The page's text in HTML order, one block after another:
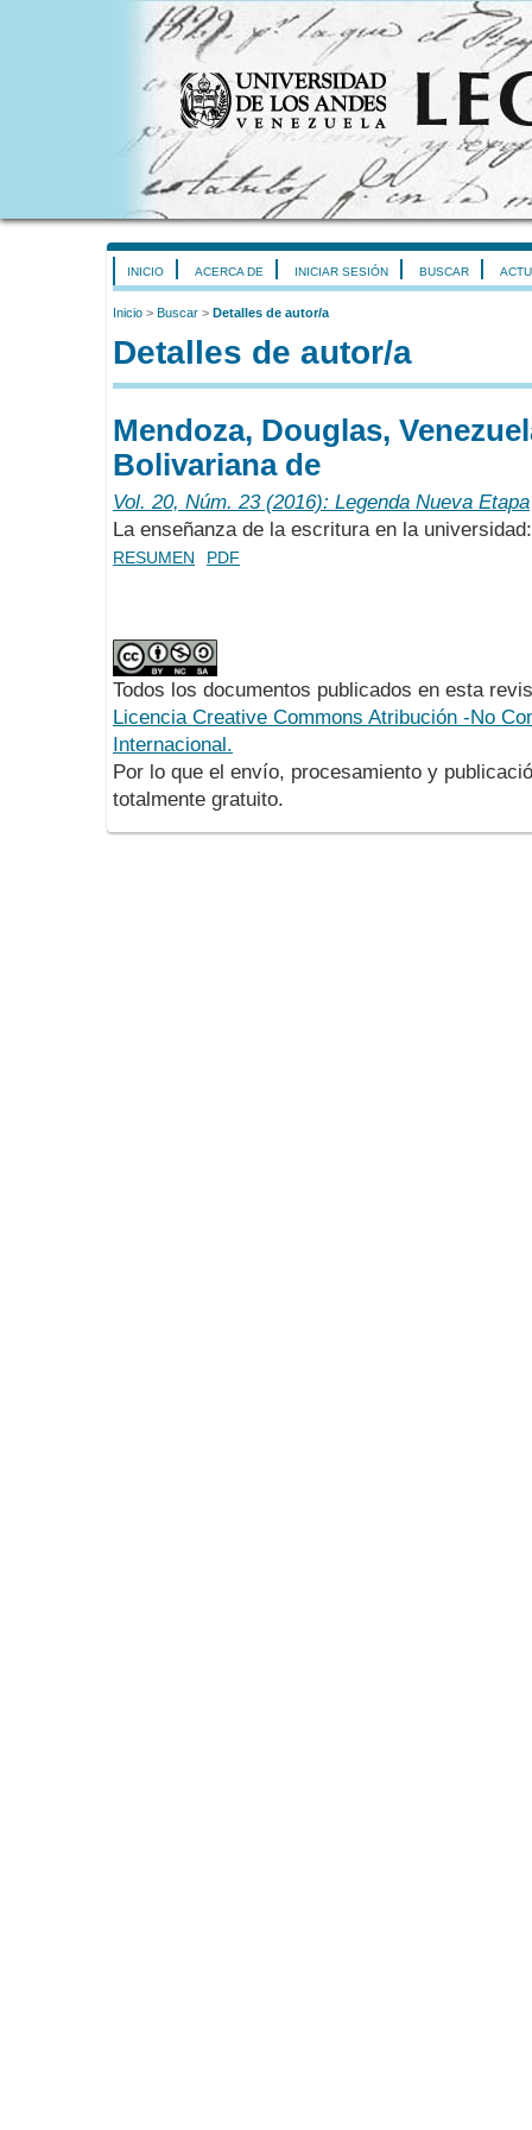
INICIO ACERCA DE INICIAR SESIÓN BUSCAR
Inicio > Buscar > Detalles de autor/a
Detalles de autor/a
Mendoza, Douglas,
Bolivariana de
Vol. 20, Núm. 23 (2016): Legenda Nueva Etapa
La enseñanza de la escritura en la
RESUMEN PDF
Todos los documentos publicados en esta
Licencia Creative Commons Atribución -No
Internacional.
Por lo que el envío, procesamiento y
totalmente gratuito.